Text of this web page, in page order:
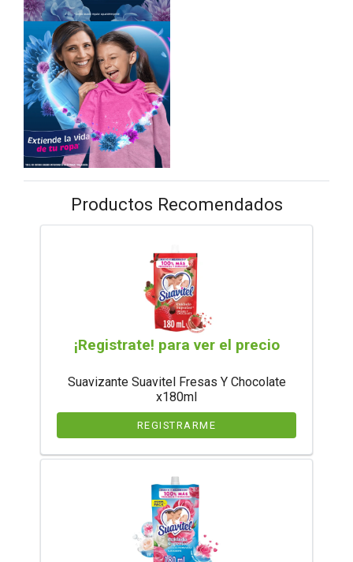
Productos Recomendados
¡Registrate! para ver el precio
Suavizante Suavitel Fresas Y Chocolate
x180ml
REGISTRARME